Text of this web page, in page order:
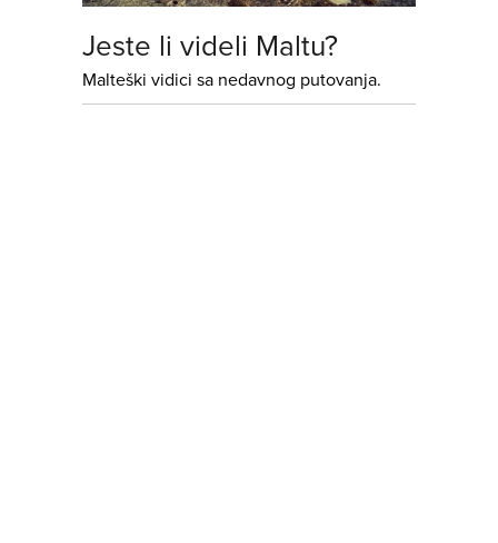
Jeste li videli Maltu?
Malteški vidici sa nedavnog putovanja.